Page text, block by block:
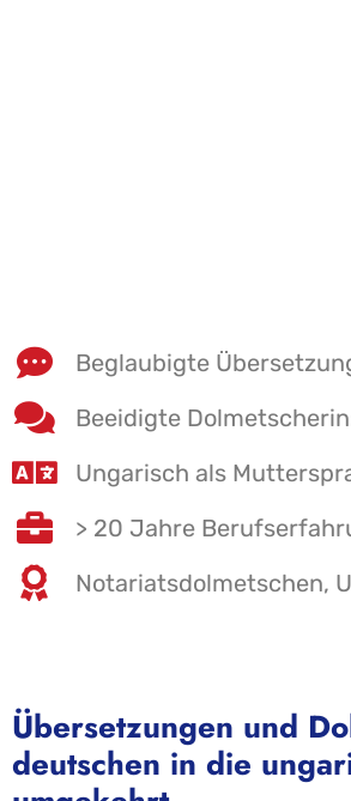
Beglaubigte
Beeidigte
Ungarisch als
> 20 Jahre
Notariatsdolmetschen,
Übersetzungen und
deutschen in die